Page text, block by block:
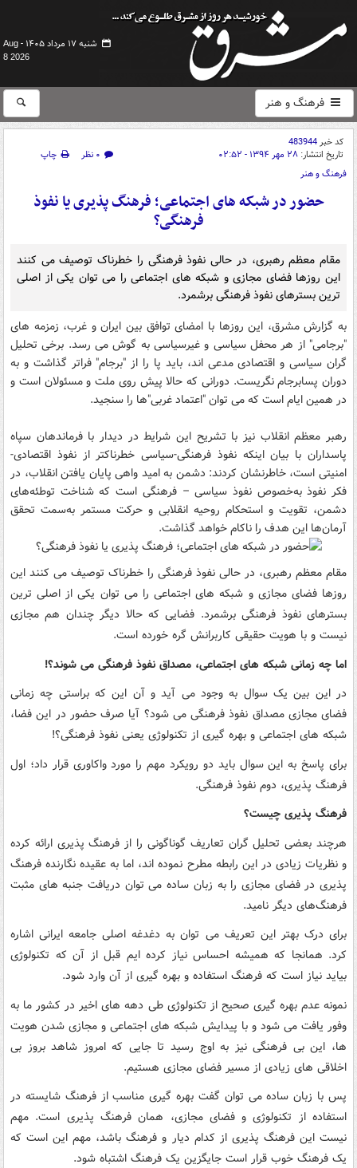
شنبه ۱۷ مرداد ۱۴۰۵ -
Aug
8 2026
فرهنگ و هنر
کد خبر483944
تاریخ انتشار: ۲۸ مهر ۱۳۹۴ - ۰۲:۵۲ ۰ نظر
چاپ
فرهنگ و هنر
حضور در شبکه های اجتماعی؛ فرهنگ پذیری یا نفوذ
فرهنگی؟
مقام معظم رهبری، در حالی نفوذ فرهنگی را خطرناک توصیف می کنند
این روزها فضای مجازی و شبکه های اجتماعی را می توان یکی از اصلی
ترین بسترهای نفوذ فرهنگی برشمرد.
به گزارش مشرق، این روزها با امضای توافق بین ایران و غرب، زمزمه های
"برجامی" از هر محفل سیاسی و غیرسیاسی به گوش می رسد. برخی تحلیل
گران سیاسی و اقتصادی مدعی اند، باید پا را از "برجام" فراتر گذاشت و به
دوران پسابرجام نگریست. دورانی که حالا پیش روی ملت و مسئولان است و
در همین ایام است که می توان "اعتماد غربی"ها را سنجید.
رهبر معظم انقلاب نیز با تشریح این شرایط در دیدار با فرماندهان سپاه
پاسداران با بیان اینکه نفوذ فرهنگی-سیاسی خطرناکتر از نفوذ اقتصادی-
امنیتی است، خاطرنشان کردند: دشمن به امید واهی پایان یافتن انقلاب، در
فکر نفوذ به‌خصوص نفوذ سیاسی–فرهنگی است که شناخت توطئه‌های
دشمن، تقویت و استحکام روحیه انقلابی و حرکت مستمر به‌سمت تحقق
آرمان‌ها این هدف را ناکام خواهد گذاشت.
مقام معظم رهبری، در حالی نفوذ فرهنگی را خطرناک توصیف می کنند این
روزها فضای مجازی و شبکه های اجتماعی را می توان یکی از اصلی ترین
بسترهای نفوذ فرهنگی برشمرد. فضایی که حالا دیگر چندان هم مجازی
نیست و با هویت حقیقی کاربرانش گره خورده است.
اما چه زمانی شبکه های اجتماعی، مصداق نفوذ فرهنگی می شوند؟!
در این بین یک سوال به وجود می آید و آن این که براستی چه زمانی
فضای مجازی مصداق نفوذ فرهنگی می شود؟ آیا صرف حضور در این فضا،
شبکه های اجتماعی و بهره گیری از تکنولوژی یعنی نفوذ فرهنگی؟!
برای پاسخ به این سوال باید دو رویکرد مهم را مورد واکاوری قرار داد؛ اول
فرهنگ پذیری، دوم نفوذ فرهنگی.
فرهنگ پذیری چیست؟
هرچند بعضی تحلیل گران تعاریف گوناگونی را از فرهنگ پذیری ارائه کرده
و نظریات زیادی در این رابطه مطرح نموده اند، اما به عقیده نگارنده فرهنگ
پذیری در فضای مجازی را به زبان ساده می توان دریافت جنبه های مثبت
فرهنگ‌های دیگر نامید.
برای درک بهتر این تعریف می توان به دغدغه اصلی جامعه ایرانی اشاره
کرد. همانجا که همیشه احساس نیاز کرده ایم قبل از آن که تکنولوژی
بیاید نیاز است که فرهنگ استفاده و بهره گیری از آن وارد شود.
نمونه عدم بهره گیری صحیح از تکنولوژی طی دهه های اخیر در کشور ما به
وفور یافت می شود و با پیدایش شبکه های اجتماعی و مجازی شدن هویت
ها، این بی فرهنگی نیز به اوج رسید تا جایی که امروز شاهد بروز بی
اخلاقی های زیادی از مسیر فضای مجازی هستیم.
پس با زبان ساده می توان گفت بهره گیری مناسب از فرهنگ شایسته در
استفاده از تکنولوژی و فضای مجازی، همان فرهنگ پذیری است. مهم
نیست این فرهنگ پذیری از کدام دیار و فرهنگ باشد، مهم این است که
یک فرهنگ خوب قرار است جایگزین یک فرهنگ اشتباه شود.